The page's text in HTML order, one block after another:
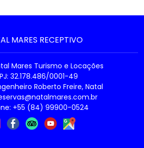
MARES RECEPTIVO
Mares Turismo e Locações
32.178.486/0001-49
Roberto Freire, Natal
+55 (84) 99900-0524